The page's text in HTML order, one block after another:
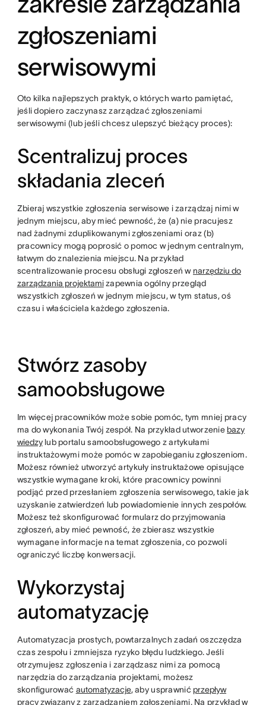
zgłoszeniami
serwisowymi
Oto kilka najlepszych praktyk, o których warto pamiętać,
jeśli dopiero zaczynasz zarządzać zgłoszeniami
serwisowymi (lub jeśli chcesz ulepszyć bieżący proces):
Scentralizuj proces
składania zleceń
Zbieraj wszystkie zgłoszenia serwisowe i zarządzaj nimi w
jednym miejscu, aby mieć pewność, że (a) nie pracujesz
nad żadnymi zduplikowanymi zgłoszeniami oraz (b)
pracownicy mogą poprosić o pomoc w jednym centralnym,
łatwym do znalezienia miejscu. Na przykład
scentralizowanie procesu obsługi zgłoszeń w narzędziu do
zarządzania projektamizapewnia ogólny przegląd
wszystkich zgłoszeń w jednym miejscu, w tym status, oś
czasu i właściciela każdego zgłoszenia.
Stwórz zasoby
samoobsługowe
Im więcej pracowników może sobie pomóc, tym mniej pracy
ma do wykonania Twój zespół. Na przykład utworzenie bazy
wiedzylub portalu samoobsługowego z artykułami
instruktażowymi może pomóc w zapobieganiu zgłoszeniom.
Możesz również utworzyć artykuły instruktażowe opisujące
wszystkie wymagane kroki, które pracownicy powinni
podjąć przed przesłaniem zgłoszenia serwisowego, takie jak
uzyskanie zatwierdzeń lub powiadomienie innych zespołów.
Możesz też skonfigurować formularz do przyjmowania
zgłoszeń, aby mieć pewność, że zbierasz wszystkie
wymagane informacje na temat zgłoszenia, co pozwoli
ograniczyć liczbę konwersacji.
Wykorzystaj
automatyzację
Automatyzacja prostych, powtarzalnych zadań oszczędza
czas zespołu i zmniejsza ryzyko błędu ludzkiego. Jeśli
otrzymujesz zgłoszenia i zarządzasz nimi za pomocą
narzędzia do zarządzania projektami, możesz
skonfigurować automatyzacje, aby usprawnić przepływ
pracy związanyz zarządzaniem zgłoszeniami. Na przykład w